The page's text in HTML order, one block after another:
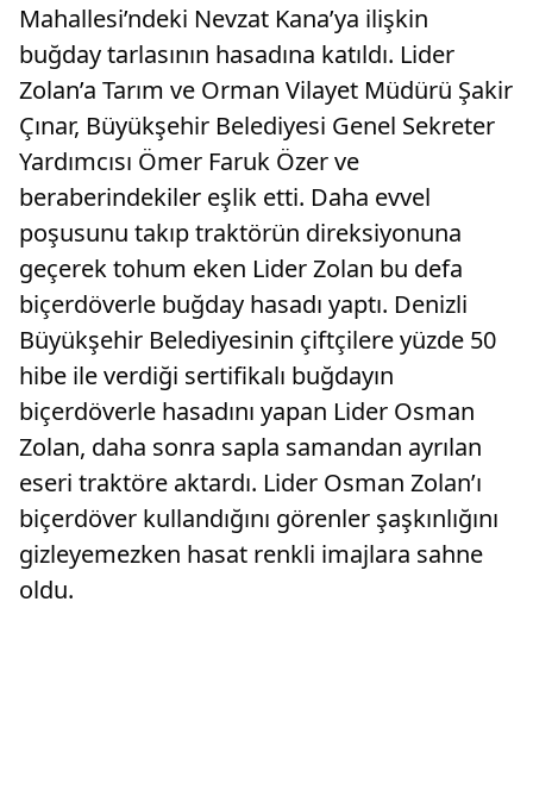
Mahallesi’ndeki Nevzat Kana’ya ilişkin
buğday tarlasının hasadına katıldı. Lider
Zolan’a Tarım ve Orman Vilayet Müdürü Şakir
Çınar, Büyükşehir Belediyesi Genel Sekreter
Yardımcısı Ömer Faruk Özer ve
beraberindekiler eşlik etti. Daha evvel
poşusunu takıp traktörün direksiyonuna
geçerek tohum eken Lider Zolan bu defa
biçerdöverle buğday hasadı yaptı. Denizli
Büyükşehir Belediyesinin çiftçilere yüzde 50
hibe ile verdiği sertifikalı buğdayın
biçerdöverle hasadını yapan Lider Osman
Zolan, daha sonra sapla samandan ayrılan
eseri traktöre aktardı. Lider Osman Zolan’ı
biçerdöver kullandığını görenler şaşkınlığını
gizleyemezken hasat renkli imajlara sahne
oldu.